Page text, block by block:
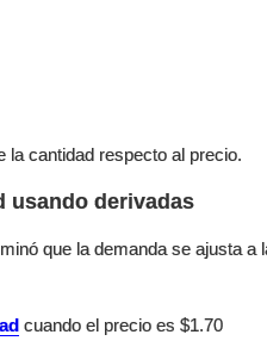
la cantidad respecto al precio.
usando derivadas
que la demanda se ajusta a
cuando el precio es $1.70